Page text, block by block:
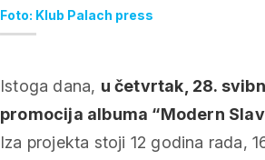
Foto: Klub Palach press
Istoga dana, u četvrtak, 28.
promocija albuma “Modern
Iza projekta stoji 12 godina rada,